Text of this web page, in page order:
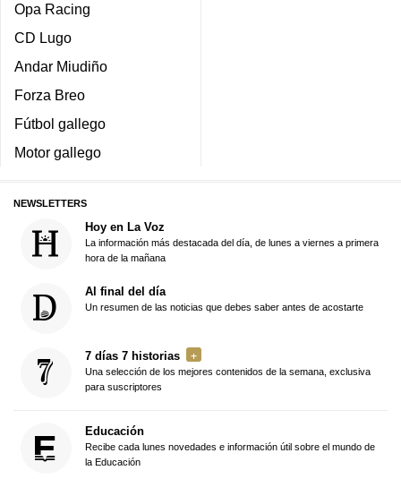
Opa Racing
CD Lugo
Andar Miudiño
Forza Breo
Fútbol gallego
Motor gallego
NEWSLETTERS
Hoy en La Voz
La información más destacada del día, de lunes a viernes a primera
hora de la mañana
Al final del día
Un resumen de las noticias que debes saber antes de acostarte
7 días 7 historias
Una selección de los mejores contenidos de la semana, exclusiva
para suscriptores
Educación
Recibe cada lunes novedades e información útil sobre el mundo de
la Educación